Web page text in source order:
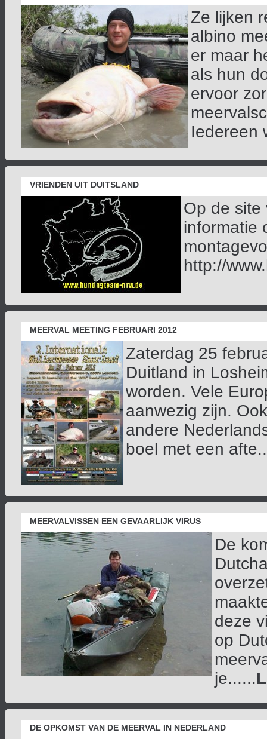
Ze lijken
albino
er maar
als hun
ervoor
Iedereen
VRIENDEN UIT DUITSLAND
Op de site
informatie
http://
MEERVAL MEETING FEBRUARI 2012
Zaterdag 25
Duitland in
worden. Vele
aanwezig zijn.
andere
boel met een
MEERVALVISSEN EEN GEVAARLIJK VIRUS
De
deze
op
je......
DE OPKOMST VAN DE MEERVAL IN NEDERLAND